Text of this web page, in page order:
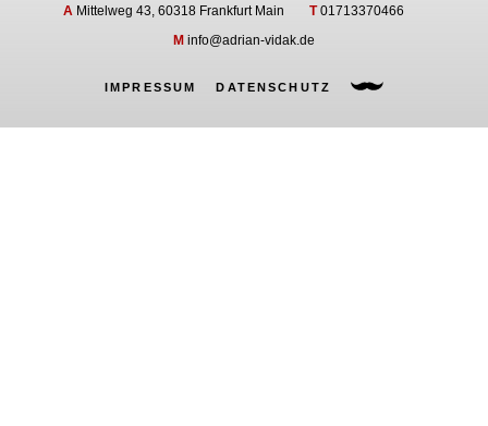
A Mittelweg 43, 60318 Frankfurt Main T01713370466
M info@adrian-vidak.de
IMPRESSUM DATENSCHUTZ